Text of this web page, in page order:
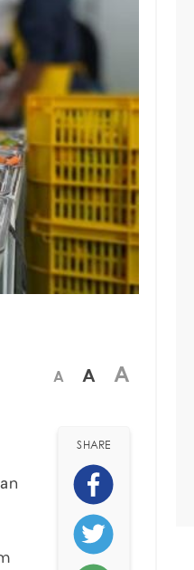
A A A
SHARE